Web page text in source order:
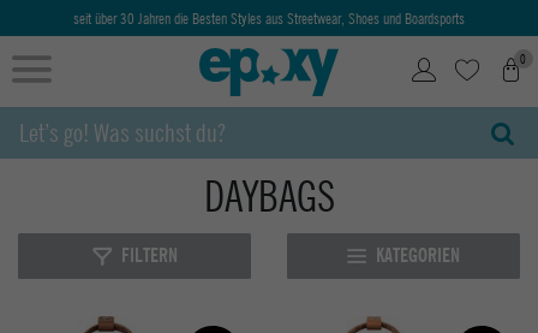
seit über 30 Jahren die Besten Styles aus Streetwear, Shoes und Boardsports
0
DAYBAGS
FILTERN KATEGORIEN